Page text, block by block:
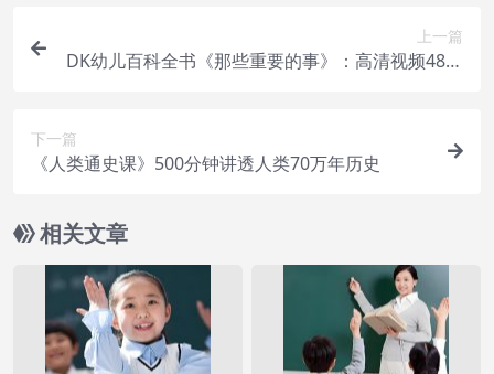
上一篇
DK幼儿百科全书《那些重要的事》：高清视频48集
下一篇
《人类通史课》500分钟讲透人类70万年历史
相关文章